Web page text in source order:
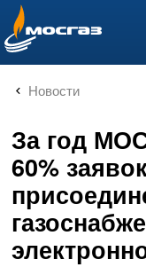
info@mos-gaz.ru
Новости
За год
60%